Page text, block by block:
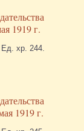
1919 г.
хр. 244.
1919 г.